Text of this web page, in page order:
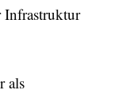
Infrastruktur
als